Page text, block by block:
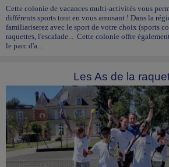
Cette colonie de vacances multi-activités vous
différents sports tout en vous amusant ! Dans la
familiariserez avec le sport de votre choix (sports
raquettes, l'escalade... Cette colonie offre
le parc d'a...
Les As de la